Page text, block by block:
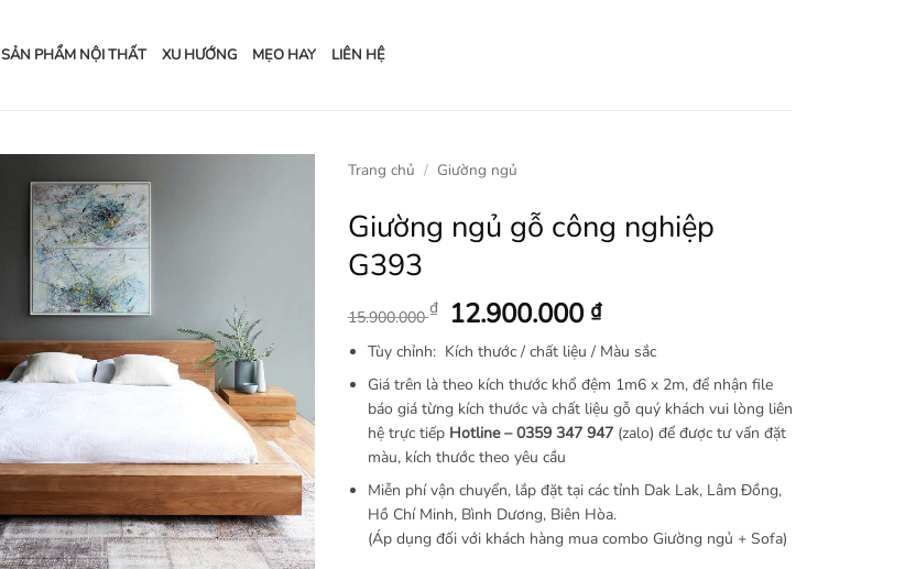
SẢN PHẨM NỘI THẤT XU HƯỚNG MẸO HAY LIÊN HỆ
Trang chủ / Giường ngủ
Giường ngủ gỗ công nghiệp
G393
15.900.000₫ Giá
gốc
là:
15.900.000 ₫.
12.900.000 ₫Giá
hiện
tại
là:
12.900.000 ₫.
Tùy chỉnh: Kích thước / chất liệu / Màu sắc
Giá trên là theo kích thước khổ đệm 1m6 x 2m, để nhận file
báo giá từng kích thước và chất liệu gỗ quý khách vui lòng liên
hệ trực tiếp Hotline – 0359 347 947(zalo) để được tư vấn đặt
màu, kích thước theo yêu cầu
Miễn phí vận chuyển, lắp đặt tại các tỉnh Dak Lak, Lâm Đồng,
Hồ Chí Minh, Bình Dương, Biên Hòa.
(Áp dụng đối với khách hàng mua combo Giường ngủ + Sofa)